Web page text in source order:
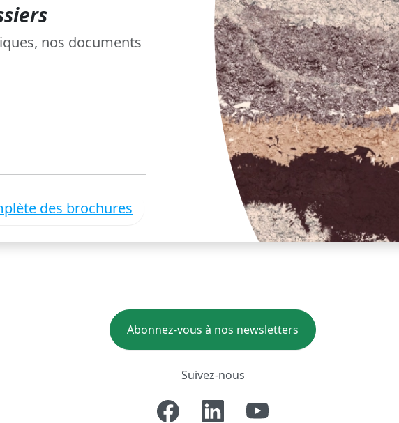
nos documents
des brochures
Abonnez-vous à nos newsletters
Suivez-nous